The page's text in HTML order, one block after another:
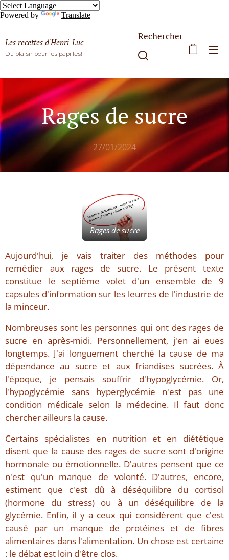
Powered by Translate
Les recettes d'Henri-Luc
Du plaisir pour les papilles!
Rechercher
Rages de sucre
27/01/2024
Rages de sucre
Aujourd'hui, je vais traiter des méthodes pour
remédier aux rages de sucre. Le présent texte
constitue le septième volet d'un ensemble de 9
capsules d'information sur les leurres de l'industrie de
la minceur.
Nombreuses sont les personnes qui ont des rages de
sucre en après-midi. Personnellement, j'en ai eues
longtemps. J'ai longuement cherché la cause de ma
dépendance au sucre et aux friandises sucrées. À
l'époque, je pensais souffrir d'hypoglycémie. Or,
l'hypoglycémie sans hyperglycémie n'est pas une
condition médicale selon la médecine. Il faut donc
chercher ailleurs la cause.
Certains spécialistes en nutrition et en diététique
disent que la cause des rages de sucre sont d'origine
hormonale ou émotionnelle. D'autres pensent que ce
n'est qu'un manque de volonté. D'autres, encore,
estiment que c'est dû à déséquilibre du cortisol
(hormone du stress) ou à un déséquilibre de la
glycémie. Enfin, il y a ceux qui considèrent que c'est
causé par un manque de protéines et de fibres
alimentaires dans l'alimentation. Un chose est certaine
: le débat est loin d'être clos.